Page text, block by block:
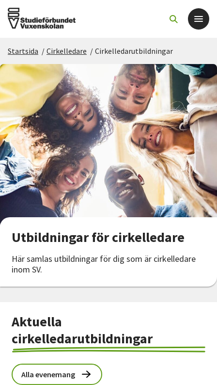
Det här gör vi
För dig som
Sök kurser och evenemang
Om SV
Starta studiecirkel
Cirkelledare
Lyssna
Startsida / Cirkelledare / Cirkelledarutbildningar
Utbildningar för cirkelledare
Här samlas utbildningar för dig som är cirkelledare
inom SV.
Aktuella
cirkelledarutbildningar
Alla evenemang